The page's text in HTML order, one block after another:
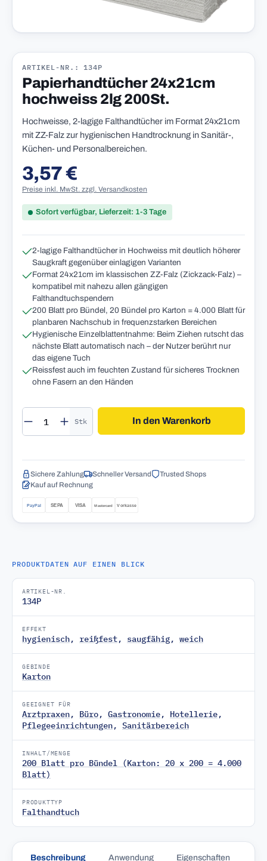
ARTIKEL-NR.: 134P
Papierhandtücher 24x21cm
hochweiss 2lg 200St.
Hochweisse, 2-lagige Falthandtücher im Format 24x21cm
mit ZZ-Falz zur hygienischen Handtrocknung in Sanitär-,
Küchen- und Personalbereichen.
Regulärer Preis:
3,57 €
Preise inkl. MwSt. zzgl. Versandkosten
Sofort verfügbar, Lieferzeit: 1-3 Tage
2-lagige Falthandtücher in Hochweiss mit deutlich höherer
Saugkraft gegenüber einlagigen Varianten
Format 24x21cm im klassischen ZZ-Falz (Zickzack-Falz) –
kompatibel mit nahezu allen gängigen
Falthandtuchspendern
200 Blatt pro Bündel, 20 Bündel pro Karton = 4.000 Blatt für
planbaren Nachschub in frequenzstarken Bereichen
Hygienische Einzelblattentnahme: Beim Ziehen rutscht das
nächste Blatt automatisch nach – der Nutzer berührt nur
das eigene Tuch
Reissfest auch im feuchten Zustand für sicheres Trocknen
ohne Fasern an den Händen
Produkt Anzahl: Gib den gewünschten
Stk In den Warenkorb
Sichere Zahlung Schneller Versand
Trusted Shops
Kauf auf Rechnung
PRODUKTDATEN AUF EINEN BLICK
ARTIKEL-NR.
134P
EFFEKT
hygienisch, reißfest, saugfähig, weich
GEBINDE
Karton
GEEIGNET FÜR
Arztpraxen, Büro, Gastronomie, Hotellerie,
Pflegeeinrichtungen, Sanitärbereich
INHALT/MENGE
200 Blatt pro Bündel (Karton: 20 x 200 = 4.000
Blatt)
PRODUKTTYP
Falthandtuch
Beschreibung Anwendung Eigenschaften